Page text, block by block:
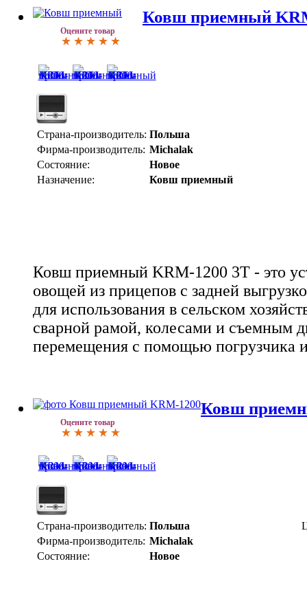
Оцените товар
Ковш приемный
Страна-производитель: Польша
Фирма-производитель: Michalak
Состояние:
Новое
Назначение:
Ковш приемный
Ковш приемный KRM-1200 3T - это
овощей из прицепов с задней
для использования в сельском
сварной рамой, колесами и съемным
перемещения с помощью погрузчика
Оцените товар
Ковш
Страна-производитель: Польша
Фирма-производитель: Michalak
Состояние:
Новое